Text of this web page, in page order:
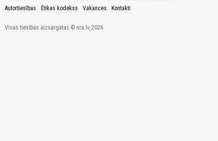
Autortiesības
Ētikas kodekss Vakances Kontakti
Visas tiesības aizsargātas © nra.lv, 2026